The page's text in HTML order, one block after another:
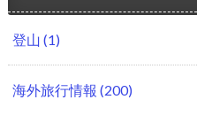
登山 (1)
海外旅行情報 (200)